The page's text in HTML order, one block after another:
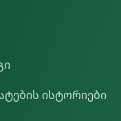
ისტორიები